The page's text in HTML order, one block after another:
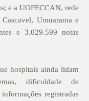
e a UOPECCAN, rede
Umuarama e
e 3.029.599 notas
hospitais ainda lidam
dificuldade de
registradas